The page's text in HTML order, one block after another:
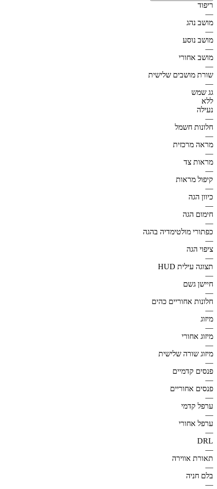
ריפוד
—
מושב נהג
—
מושב נוסע
—
מושב אחורי
—
שורת מושבים שלישית
—
גג שמש
ללא
נעילה
—
חלונות חשמל
—
מראה מרכזית
—
מראות צד
—
קיפול מראות
—
כיוון הגה
—
חימום הגה
—
כפתורי מולטימדיה בהגה
—
ציפוי הגה
—
תצוגה עילית HUD
—
חיישן גשם
—
חלונות אחוריים כהים
—
מיזוג
—
מיזוג אחורי
—
מיזוג שורה שלישית
—
פנסים קדמיים
—
פנסים אחוריים
—
ערפל קדמי
—
ערפל אחורי
—
DRL
—
תאורת אווירה
—
בלם חניה
—